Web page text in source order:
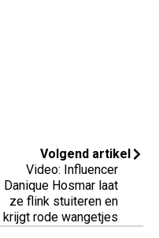
Volgend artikel
Video: Influencer
Danique Hosmar laat
ze flink stuiteren en
krijgt rode wangetjes